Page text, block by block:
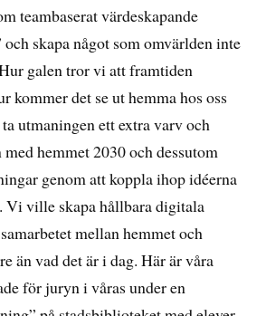
teambaserat värdeskapande
och skapa något som omvärlden inte
galen tror vi att framtiden
kommer det se ut hemma hos oss
utmaningen ett extra varv och
hemmet 2030 och dessutom
genom att koppla ihop idéerna
Vi ville skapa hållbara digitala
mellan hemmet och
än vad det är i dag. Här är våra
för juryn i våras under en